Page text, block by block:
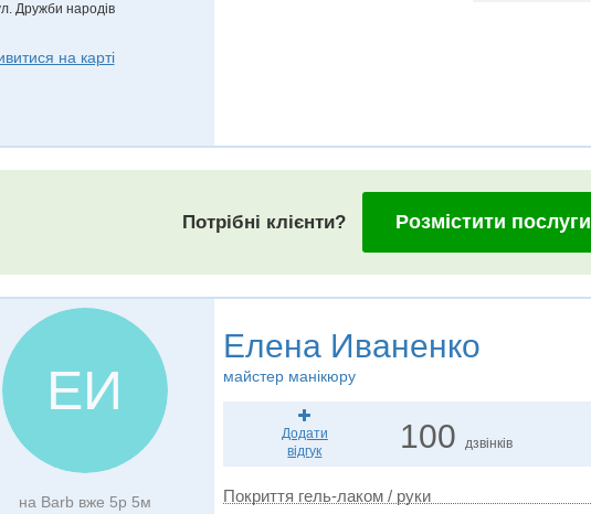
Дружби народів
на карті
Потрібні клієнти? Розмістити послуги
ЕИ
на Barb вже 5р 5м
Елена Иваненко
майстер манікюру
Додати
відгук
100 дзвінків
Покриття гель-лаком / руки